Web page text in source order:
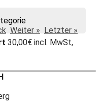
Weiter » Letzter »
30,00€ incl. MwSt,